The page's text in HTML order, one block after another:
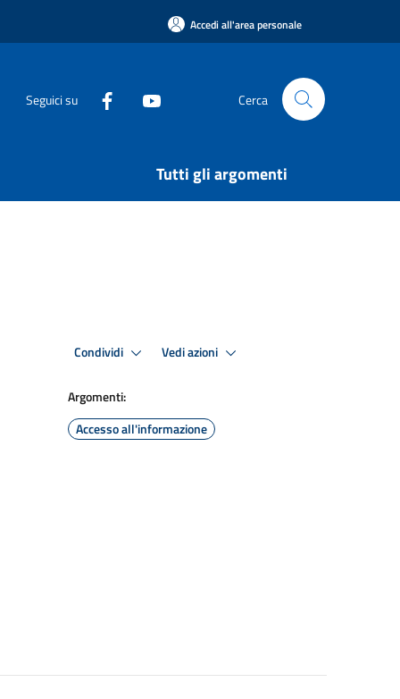
Accedi all'area personale
Seguici su Cerca
Tutti gli argomenti
Condividi Vedi azioni
Argomenti:
Accesso all'informazione